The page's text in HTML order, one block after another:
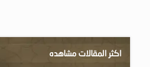
اكثر المقالات مشاهده